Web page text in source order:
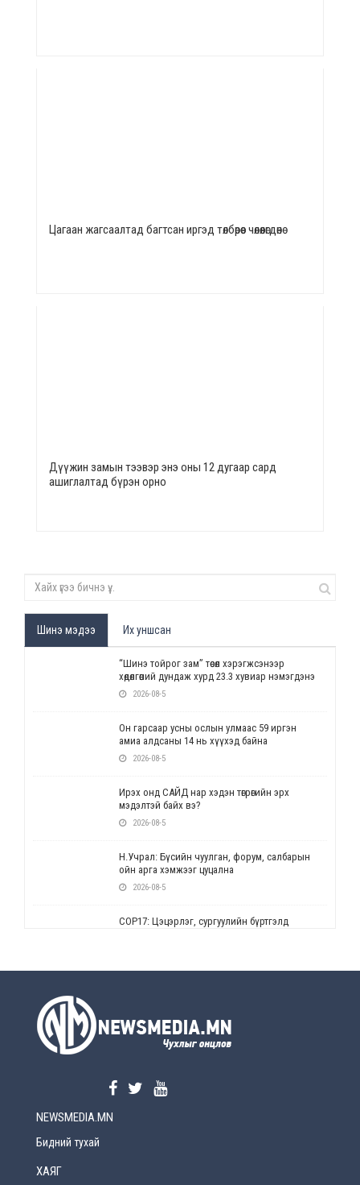
Цагаан жагсаалтад багтсан иргэд төлбөрөөс чөлөөлөгдөнө
Дүүжин замын тээвэр энэ оны 12 дугаар сард
ашиглалтад бүрэн орно
Шинэ мэдээ Их уншсан
“Шинэ тойрог зам” төсөл хэрэгжсэнээр
хөдөлгөөний дундаж хурд 23.3 хувиар нэмэгдэнэ
2026-08-5
Он гарсаар усны ослын улмаас 59 иргэн
амиа алдсаны 14 нь хүүхэд байна
2026-08-5
Ирэх онд САЙД нар хэдэн төгрөгийн эрх
мэдэлтэй байх вэ?
2026-08-5
Н.Учрал: Бүсийн чуулган, форум, салбарын
ойн арга хэмжээг цуцална
2026-08-5
СОР17: Цэцэрлэг, сургуулийн бүртгэлд
2026-08-5
2026-08-5
NEWSMEDIA.MN
Бидний тухай
ХАЯГ